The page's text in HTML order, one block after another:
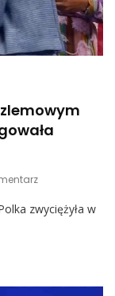
Do
Świątek
US
zwyciężyła w